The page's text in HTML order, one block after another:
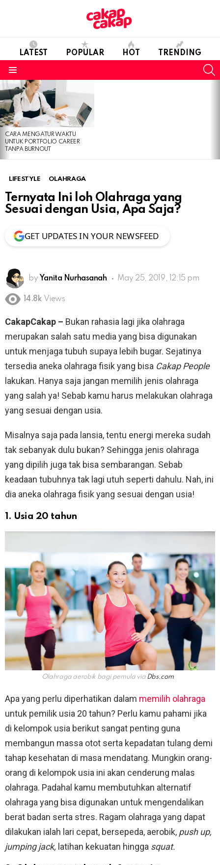
LATEST POPULAR HOT TRENDING
LATEST
STORIES
CARA MENGATUR WAKTU
UNTUK PORTFOLIO CAREER
TANPA BURNOUT
LIFESTYLE OLAHRAGA
Ternyata Ini loh Olahraga yang
Sesuai dengan Usia, Apa Saja?
GET UPDATES IN YOUR NEWSFEED
by Yanita Nurhasanah May 25, 2019, 12:15 pm
14.8k Views
CakapCakap – Bukan rahasia lagi jika olahraga
merupakan salah satu media yang bisa digunakan
untuk menjaga tubuh supaya lebih bugar. Sejatinya
tersedia aneka olahraga fisik yang bisa Cakap People
lakukan. Hanya saja jangan memilih jenis olahraga
yang salah ya! Sebab kamu harus melakukan olahraga
yang sesuai dengan usia.
Misalnya saja pada lansia, tentu energi mereka sudah
tak sebanyak dulu bukan? Sehingga jenis olahraga
yang dipilih juga tak bisa sembarangan. Sebab
keadaan tubuhnya tak lagi utuh seperti dahulu. Nah, ini
dia aneka olahraga fisik yang sesuai dengan usia!
1. Usia 20 tahun
Olahraga aerobik bagi pemula via Dbs.com
Apa yang perlu diperhatikan dalam memilih olahraga
untuk pemilik usia 20 tahun? Perlu kamu pahami jika
di kelompok usia berikut sangat penting guna
membangun massa otot serta kepadatan tulang demi
tahap kesehatan di masa mendatang. Mungkin orang-
orang di kelompok usia ini akan cenderung malas
olahraga. Padahal kamu membutuhkan alternatif
olahraga yang bisa digunakan untuk mengendalikan
berat badan serta stres. Ragam olahraga yang dapat
dilakukan ialah lari cepat, bersepeda, aerobik, push up,
jumping jack, latihan kekuatan hingga squat.